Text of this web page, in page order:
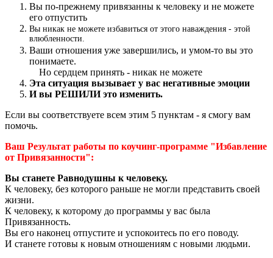
Вы по-прежнему привязанны к человеку и не можете
его отпустить
Вы никак не можете избавиться от этого наваждения - этой
влюбленности.
Ваши отношения уже завершились, и умом-то вы это
понимаете.
Но сердцем принять - никак не можете
Эта ситуация вызывает у вас негативные эмоции
И вы РЕШИЛИ это изменить.
Если вы соответствуете всем этим 5 пунктам - я смогу вам
помочь.
Ваш Результат работы по коучинг-программе "Избавление
от Привязанности":
Вы станете Равнодушны к человеку.
К человеку, без которого раньше не могли представить своей
жизни.
К человеку, к которому до программы у вас была
Привязанность.
Вы его наконец отпустите и успокоитесь по его поводу.
И станете готовы к новым отношениям с новыми людьми.